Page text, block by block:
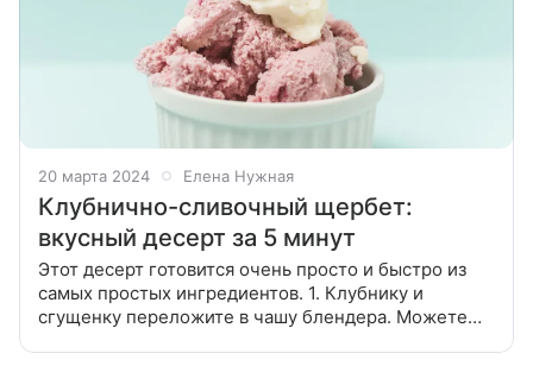
20 марта 2024 Елена Нужная
Клубнично-сливочный щербет:
вкусный десерт за 5 минут
Этот десерт готовится очень просто и быстро из
самых простых ингредиентов. 1. Клубнику и
сгущенку переложите в чашу блендера. Можете